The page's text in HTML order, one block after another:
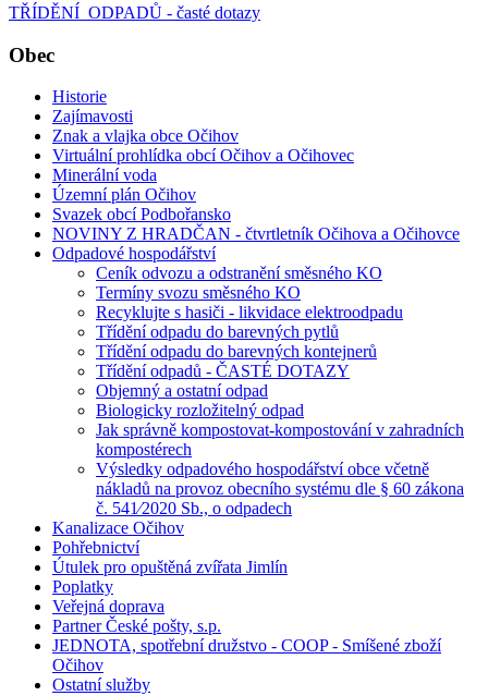
TŘÍDĚNÍ ODPADŮ - časté dotazy
Obec
Historie
Zajímavosti
Znak a vlajka obce Očihov
Virtuální prohlídka obcí Očihov a Očihovec
Minerální voda
Územní plán Očihov
Svazek obcí Podbořansko
NOVINY Z HRADČAN - čtvrtletník Očihova a Očihovce
Odpadové hospodářství
Ceník odvozu a odstranění směsného KO
Termíny svozu směsného KO
Recyklujte s hasiči - likvidace elektroodpadu
Třídění odpadu do barevných pytlů
Třídění odpadu do barevných kontejnerů
Třídění odpadů - ČASTÉ DOTAZY
Objemný a ostatní odpad
Biologicky rozložitelný odpad
Jak správně kompostovat-kompostování v zahradních
kompostérech
Výsledky odpadového hospodářství obce včetně
nákladů na provoz obecního systému dle § 60 zákona
č. 541⁄2020 Sb., o odpadech
Kanalizace Očihov
Pohřebnictví
Útulek pro opuštěná zvířata Jimlín
Poplatky
Veřejná doprava
Partner České pošty, s.p.
JEDNOTA, spotřební družstvo - COOP - Smíšené zboží
Očihov
Ostatní služby